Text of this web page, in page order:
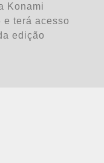
Konami
e terá acesso
edição